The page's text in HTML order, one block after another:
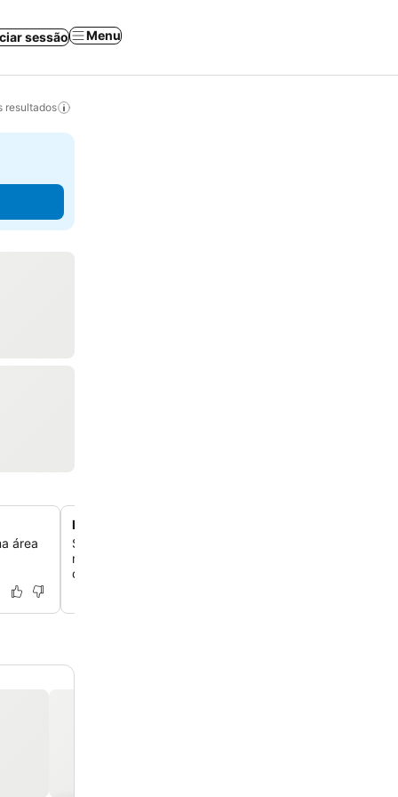
sessão Menu
resultados
área
Buffet temático variado
Saboreie diversos buffets de café da manhã e jantar
mudam diariamente, oferecendo uma ampla seleção
qualidade para todos os gostos.